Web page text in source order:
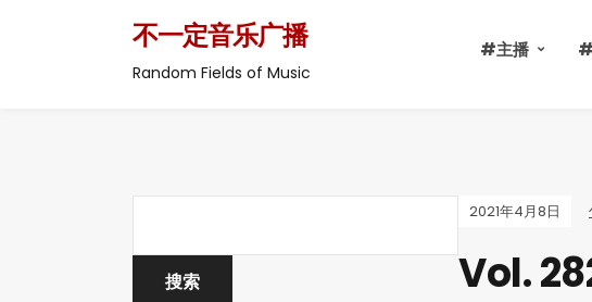
不一定音乐广播
Random Fields of Music
#主播
2021年4月8日
Vol.